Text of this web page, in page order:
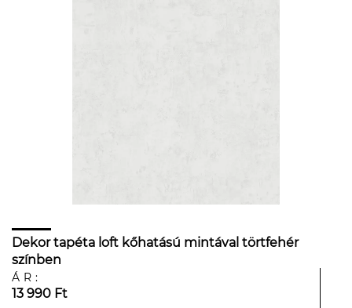
Dekor tapéta loft kőhatású mintával törtfehér
színben
ÁR:
13 990 Ft